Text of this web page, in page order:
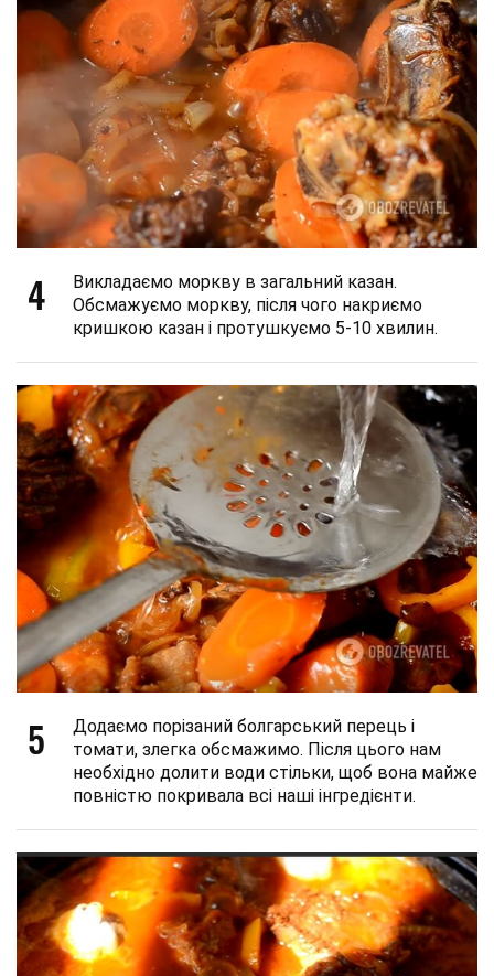
4
Викладаємо моркву в загальний казан.
Обсмажуємо моркву, після чого накриємо
кришкою казан і протушкуємо 5-10 хвилин.
5
Додаємо порізаний болгарський перець і
томати, злегка обсмажимо. Після цього нам
необхідно долити води стільки, щоб вона майже
повністю покривала всі наші інгредієнти.